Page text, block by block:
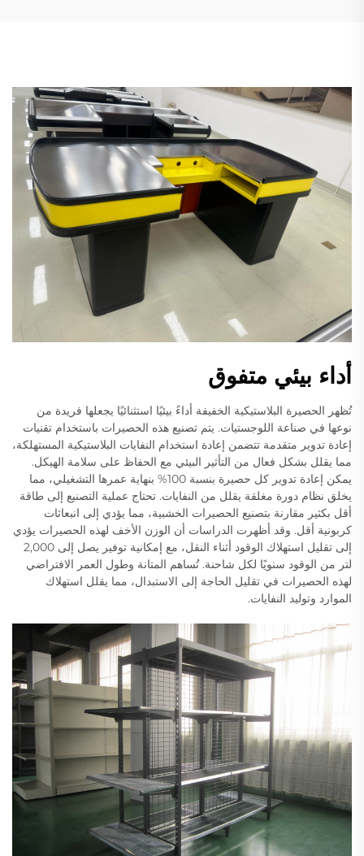
أداء بيئي متفوق
تُظهر الحصيرة البلاستيكية الخفيفة أداءً بيئيًا استثنائيًا يجعلها فريدة من
نوعها في صناعة اللوجستيات. يتم تصنيع هذه الحصيرات باستخدام تقنيات
إعادة تدوير متقدمة تتضمن إعادة استخدام النفايات البلاستيكية المستهلكة،
مما يقلل بشكل فعال من التأثير البيئي مع الحفاظ على سلامة الهيكل.
يمكن إعادة تدوير كل حصيرة بنسبة 100% بنهاية عمرها التشغيلي، مما
يخلق نظام دورة مغلقة يقلل من النفايات. تحتاج عملية التصنيع إلى طاقة
أقل بكثير مقارنة بتصنيع الحصيرات الخشبية، مما يؤدي إلى انبعاثات
كربونية أقل. وقد أظهرت الدراسات أن الوزن الأخف لهذه الحصيرات يؤدي
إلى تقليل استهلاك الوقود أثناء النقل، مع إمكانية توفير يصل إلى 2,000
لتر من الوقود سنويًا لكل شاحنة. تُساهم المتانة وطول العمر الافتراضي
لهذه الحصيرات في تقليل الحاجة إلى الاستبدال، مما يقلل استهلاك
الموارد وتوليد النفايات.